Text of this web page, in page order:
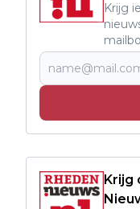
Krijg
Krijg